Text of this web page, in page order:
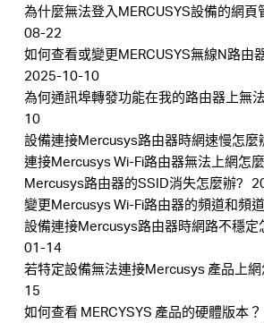
為什麼無法登入MERCUSYS設備的網頁
08-22
如何查看或變更MERCUSYS無線N路由
2025-10-10
為何通訊埠轉發功能在我的路由器上無
10
設備連接Mercusys路由器時網速慢怎麼
連接Mercusys Wi-Fi路由器無法上網怎
Mercusys路由器的SSID消失怎麼辦?
變更Mercusys Wi-Fi路由器的頻道和頻
設備連接Mercusys路由器時網路不穩定
01-14
若特定設備無法連接Mercusys 產品上網
15
如何查看 MERCYSYS 產品的硬體版本？